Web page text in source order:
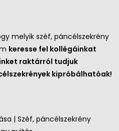
melyik széf, páncélszekrény
keresse fel kollégáinkat
raktárról tudjuk
kipróbálhatóak!
| Széf, páncélszekrény